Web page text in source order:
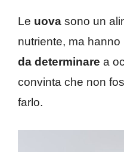
Le uova sono un
nutriente, ma hanno
da determinare a
convinta che non
farlo.